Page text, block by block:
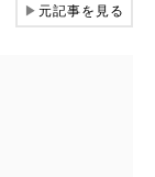
▶元記事を見る